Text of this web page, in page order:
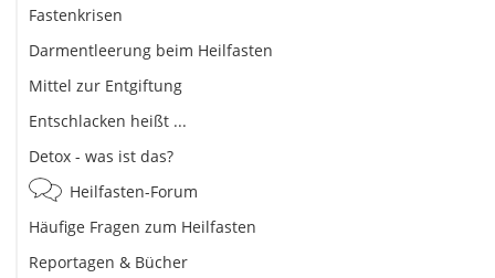
Fastenkrisen
Darmentleerung beim Heilfasten
Mittel zur Entgiftung
Entschlacken heißt ...
Detox - was ist das?
Heilfasten-Forum
Häufige Fragen zum Heilfasten
Reportagen & Bücher